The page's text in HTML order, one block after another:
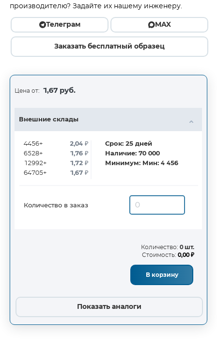
производителю? Задайте их нашему инженеру.
Телеграм MAX
Заказать бесплатный образец
Цена от: 1,67 руб.
Внешние склады
4456+
6528+
12992+
64705+
2,04₽
1,76₽
1,72₽
1,67₽
Срок:25дней
Наличие:70 000
Минимум: Мин: 4 456
Количество в заказ
Количество: 0 шт.
Стоимость: 0,00 ₽
В корзину
Показать аналоги